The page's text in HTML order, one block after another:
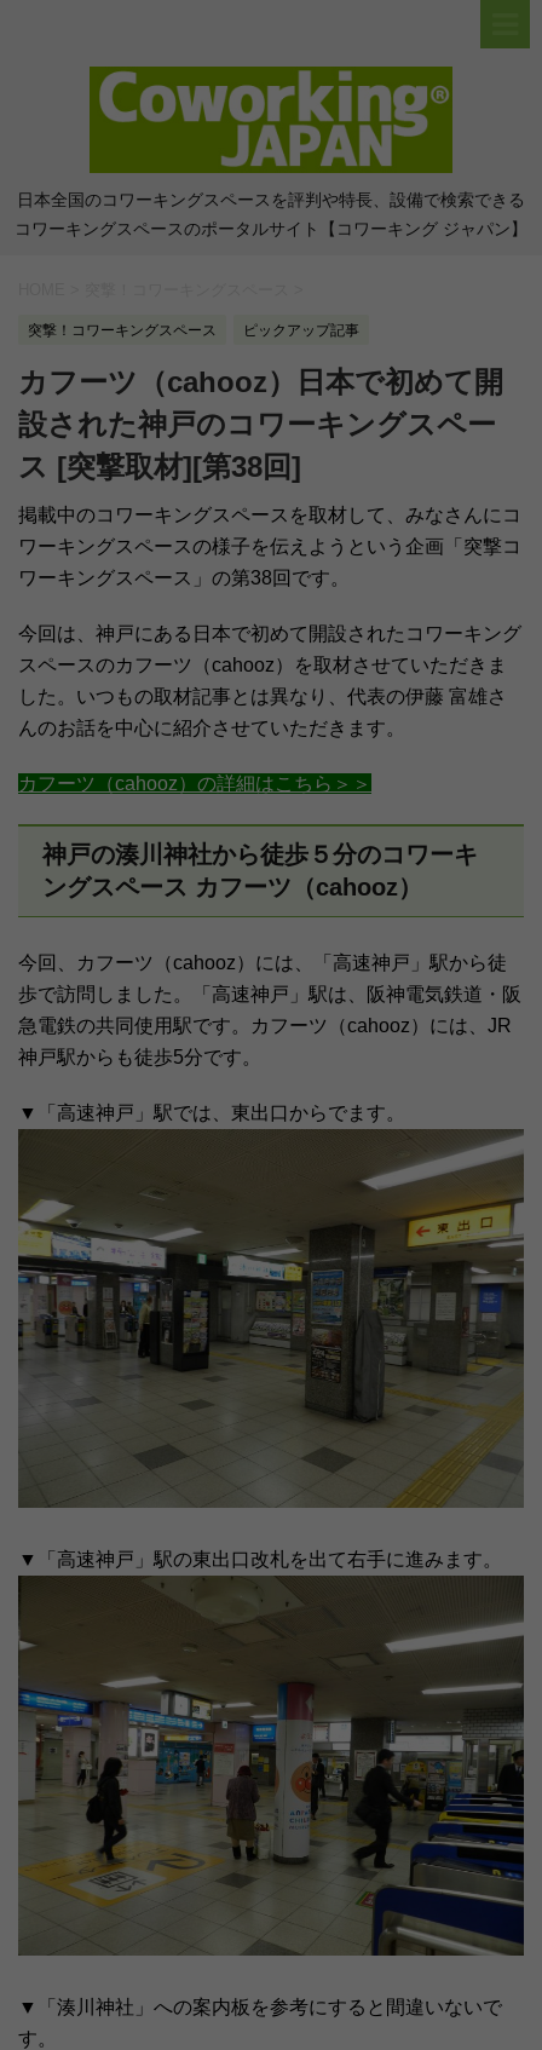
日本全国のコワーキングスペースを評判や特長、設備で検索できる
コワーキングスペースのポータルサイト【コワーキング ジャパン】
突撃！コワーキングスペース ピックアップ記事
カフーツ（cahooz）日本で初めて開
設された神戸のコワーキングスペー
ス [突撃取材][第38回]
掲載中のコワーキングスペースを取材して、みなさんにコ
ワーキングスペースの様子を伝えようという企画「突撃コ
ワーキングスペース」の第38回です。
今回は、神戸にある日本で初めて開設されたコワーキング
スペースのカフーツ（cahooz）を取材させていただきま
した。いつもの取材記事とは異なり、代表の伊藤 富雄さ
んのお話を中心に紹介させていただきます。
カフーツ（cahooz）の詳細はこちら＞＞
神戸の湊川神社から徒歩５分のコワーキ
ングスペース カフーツ（cahooz）
今回、カフーツ（cahooz）には、「高速神戸」駅から徒
歩で訪問しました。「高速神戸」駅は、阪神電気鉄道・阪
急電鉄の共同使用駅です。カフーツ（cahooz）には、JR
神戸駅からも徒歩5分です。
▼「高速神戸」駅では、東出口からでます。
▼「高速神戸」駅の東出口改札を出て右手に進みます。
▼「湊川神社」への案内板を参考にすると間違いないで
す。